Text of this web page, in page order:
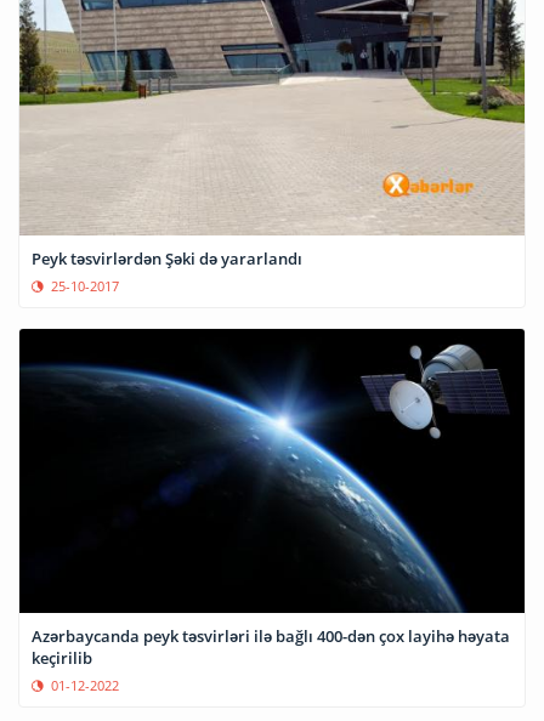
Peyk təsvirlərdən Şəki də yararlandı
25-10-2017
Azərbaycanda peyk təsvirləri ilə bağlı 400-dən çox layihə həyata
keçirilib
01-12-2022